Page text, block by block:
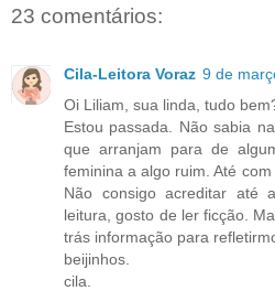
23 comentários:
Cila-Leitora Voraz 9 de
Oi Liliam, sua linda, tudo
Estou passada. Não sabia
que arranjam para de
feminina a algo ruim. Até
Não consigo acreditar até
leitura, gosto de ler ficção.
trás informação para
beijinhos.
cila.